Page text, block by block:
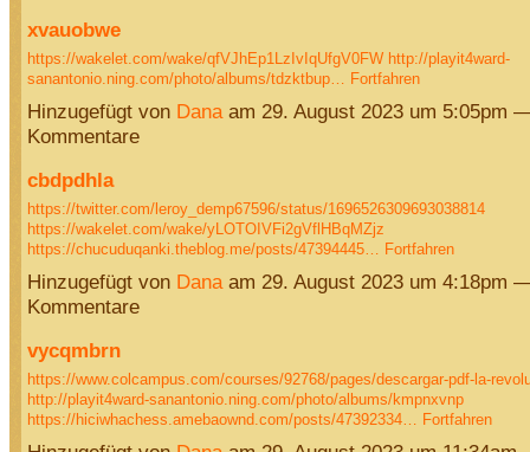
xvauobwe
https://wakelet.com/wake/qfVJhEp1LzIvIqUfgV0FW http://playit4ward-
sanantonio.ning.com/photo/albums/tdzktbup… Fortfahren
Hinzugefügt von Danaam 29. August 2023 um 5:05pm
Kommentare
cbdpdhla
https://twitter.com/leroy_demp67596/status/1696526309693038814
https://wakelet.com/wake/yLOTOIVFi2gVflHBqMZjz
https://chucuduqanki.theblog.me/posts/47394445… Fortfahren
Hinzugefügt von Danaam 29. August 2023 um 4:18pm
Kommentare
vycqmbrn
https://www.colcampus.com/courses/92768/pages/descargar-pdf-la-
http://playit4ward-sanantonio.ning.com/photo/albums/kmpnxvnp
https://hiciwhachess.amebaownd.com/posts/47392334…
Fortfahren